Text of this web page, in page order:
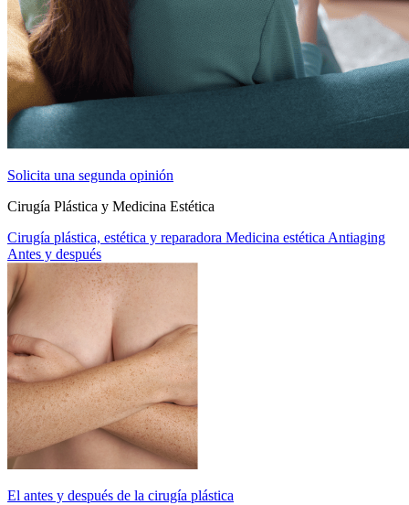
Solicita una segunda opinión
Cirugía Plástica y Medicina Estética
Cirugía plástica, estética y reparadora Medicina estética Antiaging
Antes y después
El antes y después de la cirugía plástica